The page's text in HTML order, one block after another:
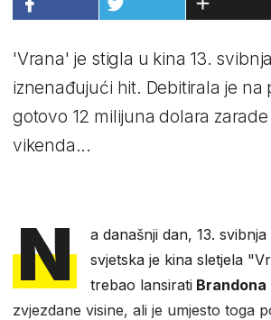
'Vrana' je stigla u kina 13.
iznenađujući hit. Debitirala je na
gotovo 12 milijuna dolara
vikenda...
N
a današnji dan, 13.
svjetska je kina sletjela
trebao lansirati Brandona
zvjezdane visine, ali je umjesto toga